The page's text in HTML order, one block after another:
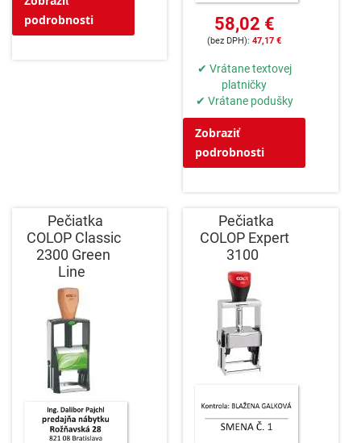
podrobnosti
58,02 €
47,17 €
✔ Vrátane textovej
platničky
✔ Vrátane podušky
Zobraziť
podrobnosti
Pečiatka
COLOP Classic
2300 Green
Line
Pečiatka
COLOP Expert
3100